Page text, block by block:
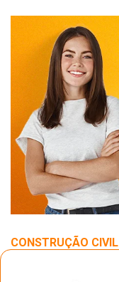
CONSTRUÇÃO CIVIL